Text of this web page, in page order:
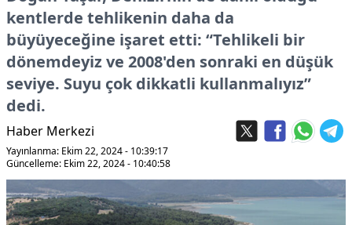
kentlerde tehlikenin daha da
büyüyeceğine işaret etti: “Tehlikeli bir
dönemdeyiz ve 2008'den sonraki en düşük
seviye. Suyu çok dikkatli kullanmalıyız”
dedi.
Haber Merkezi
Yayınlanma: Ekim 22, 2024 - 10:39:17
Güncelleme: Ekim 22, 2024 - 10:40:58